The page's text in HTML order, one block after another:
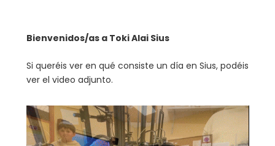
Bienvenidos/as a Toki Alai Sius
Si queréis ver en qué consiste un día en Sius, podéis
ver el video adjunto.